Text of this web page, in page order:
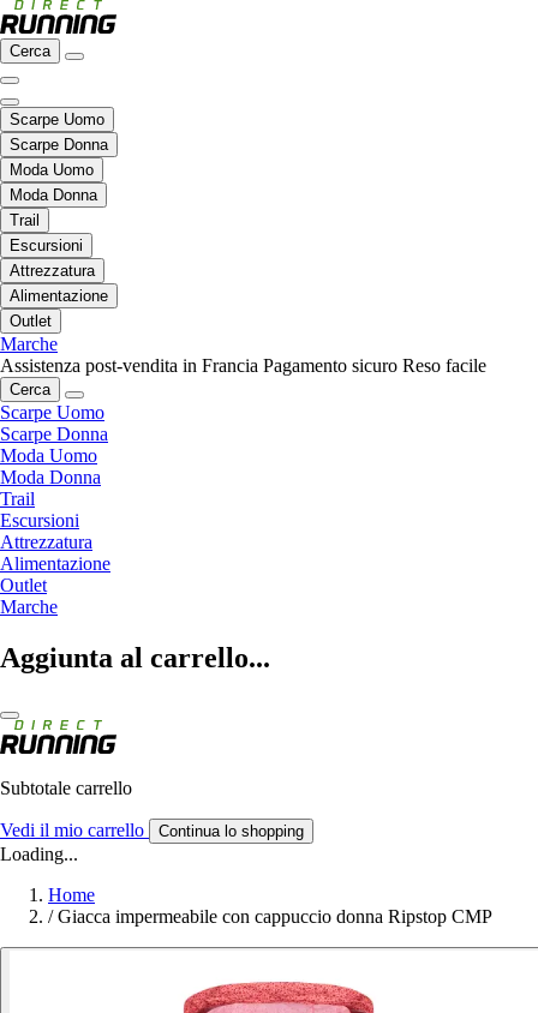
Cerca
Scarpe Uomo
Scarpe Donna
Moda Uomo
Moda Donna
Trail
Escursioni
Attrezzatura
Alimentazione
Outlet
Marche
Assistenza post-vendita in Francia Pagamento sicuro Reso facile
Cerca
Scarpe Uomo
Scarpe Donna
Moda Uomo
Moda Donna
Trail
Escursioni
Attrezzatura
Alimentazione
Outlet
Marche
Aggiunta al carrello...
Subtotale carrello
Vedi il mio carrello Continua lo shopping
Loading...
Home
/ Giacca impermeabile con cappuccio donna Ripstop CMP